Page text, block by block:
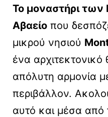
Το μοναστήρι των
Αβαείο που
μικρού νησιού
ένα
απόλυτη αρμονία
περιβάλλον.
αυτό και μέσα από